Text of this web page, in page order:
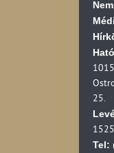
25.
Tel: